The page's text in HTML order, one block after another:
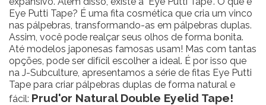
Eye Putti Tape? É uma fita cosmética que cria um vinco
nas pálpebras, transformando-as em pálpebras duplas.
Assim, você pode realçar seus olhos de forma bonita.
Até modelos japonesas famosas usam! Mas com tantas
opções, pode ser difícil escolher a ideal. É por isso que
na J-Subculture, apresentamos a série de fitas Eye Putti
Tape para criar pálpebras duplas de forma natural e
fácil: Prud'or Natural Double Eyelid Tape!